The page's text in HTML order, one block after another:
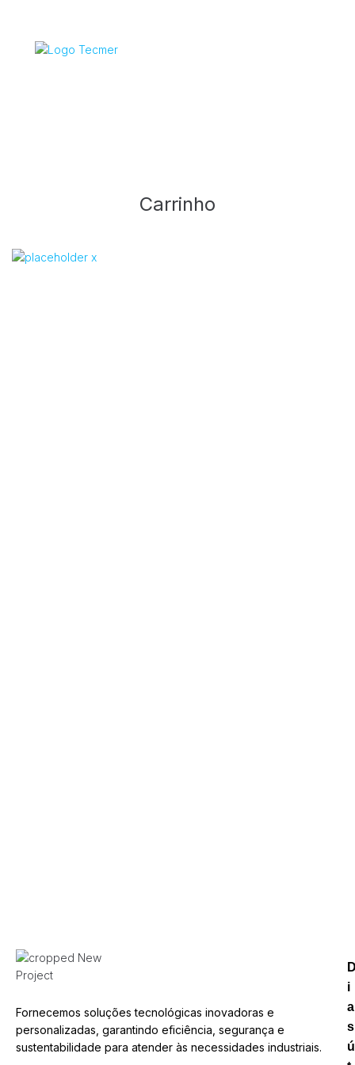
Carrinho
Fornecemos soluções tecnológicas inovadoras e
personalizadas, garantindo eficiência, segurança e
sustentabilidade para atender às necessidades industriais.
i
a
s
ú